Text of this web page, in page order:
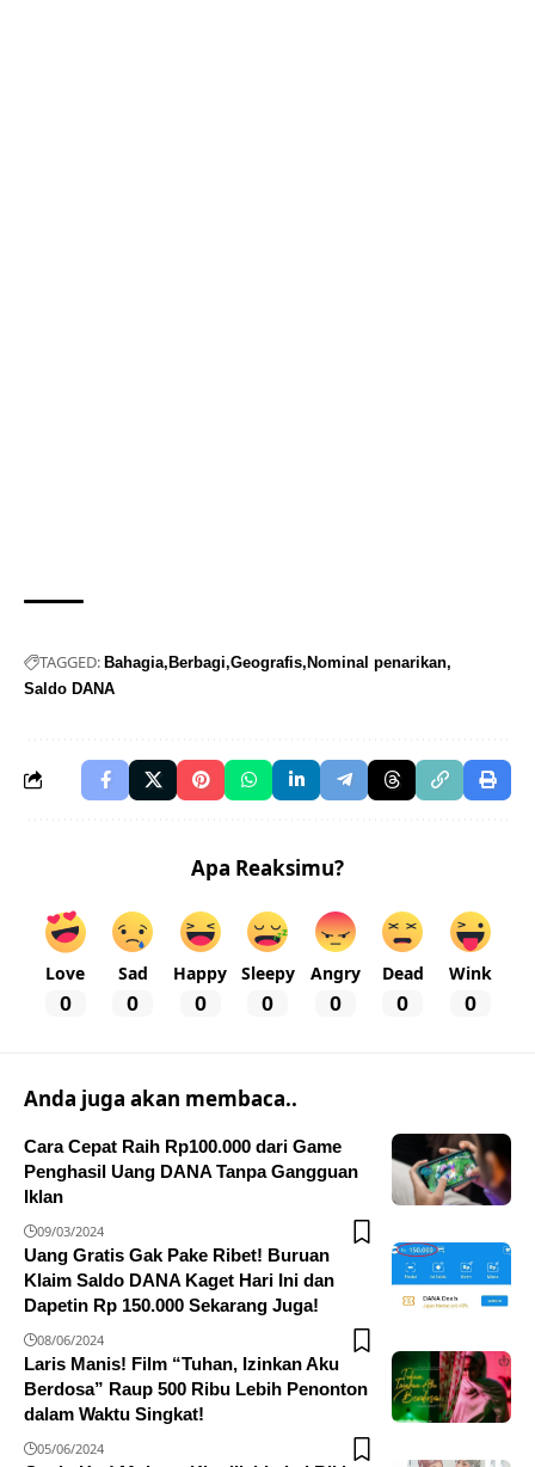
TAGGED: Bahagia Berbagi Geografis Nominal penarikan
Saldo DANA
Apa Reaksimu?
Love
0
Sad
0
Happy
0
Sleepy
0
Angry
0
Dead
0
Wink
0
Anda juga akan membaca..
Cara Cepat Raih Rp100.000 dari Game
Penghasil Uang DANA Tanpa Gangguan
Iklan
09/03/2024
Uang Gratis Gak Pake Ribet! Buruan
Klaim Saldo DANA Kaget Hari Ini dan
Dapetin Rp 150.000 Sekarang Juga!
08/06/2024
Laris Manis! Film “Tuhan, Izinkan Aku
Berdosa” Raup 500 Ribu Lebih Penonton
dalam Waktu Singkat!
05/06/2024